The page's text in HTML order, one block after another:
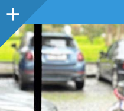
Sidebar